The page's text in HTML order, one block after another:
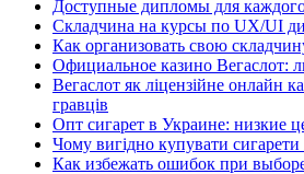
Доступные дипломы для
Складчина на курсы по UX/UI
Как организовать свою
Официальное казино Вегаслот:
Вегаслот як ліцензійне онлайн
гравців
Опт сигарет в Украине: низкие
Чому вигідно купувати
Как избежать ошибок при